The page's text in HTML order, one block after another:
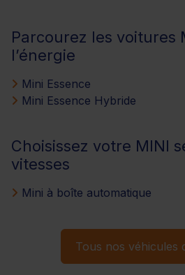
Parcourez les voitures
l’énergie
Mini Essence
Mini Essence Hybride
Choisissez votre MINI
vitesses
Mini à boîte automatique
Tous nos véhicules